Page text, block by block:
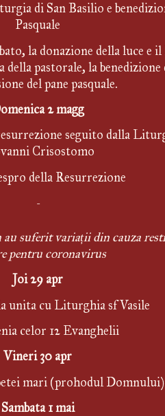
di San Basilio e
Pasquale
la donazione della luce
pastorale, la benedizione
del pane pasquale.
2 magg
seguito dalla
Crisostomo
della Resurrezione
-
au suferit variații din cauza
pentru coronavirus
Joi 29 apr
unita cu Liturghia sf Vasile
celor 12 Evanghelii
Vineri 30 apr
mari (prohodul Domnului)
Sambata 1 mai